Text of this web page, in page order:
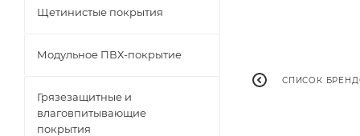
СПИСОК
Щетинистые покрытия
Модульное ПВХ-покрытие
Грязезащитные и
влаговпитывающие
покрытия